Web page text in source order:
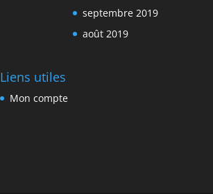
septembre 2019
août 2019
Liens utiles
Mon compte